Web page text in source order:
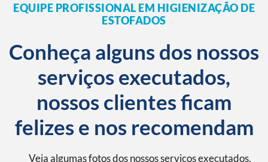
EQUIPE PROFISSIONAL EM HIGIENIZAÇÃO DE
ESTOFADOS
Conheça alguns dos nossos
serviços executados,
nossos clientes ficam
felizes e nos recomendam
Veja algumas fotos dos nossos serviços executados,